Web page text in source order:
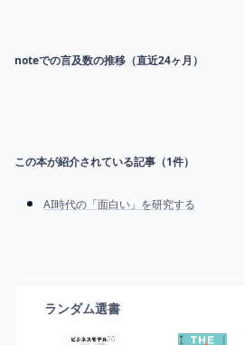
noteでの言及数の推移（直近24ヶ月）
この本が紹介されている記事（1件）
AI時代の「面白い」を研究する
ランダム選書